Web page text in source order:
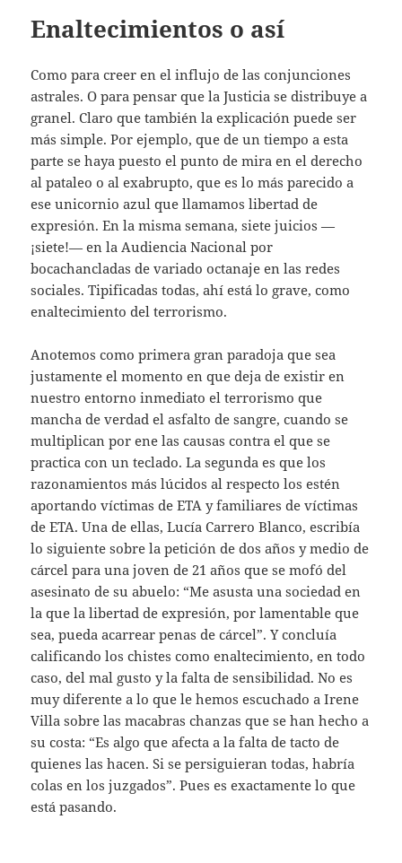
Enaltecimientos o así
Como para creer en el influjo de las conjunciones
astrales. O para pensar que la Justicia se distribuye a
granel. Claro que también la explicación puede ser
más simple. Por ejemplo, que de un tiempo a esta
parte se haya puesto el punto de mira en el derecho
al pataleo o al exabrupto, que es lo más parecido a
ese unicornio azul que llamamos libertad de
expresión. En la misma semana, siete juicios —
¡siete!— en la Audiencia Nacional por
bocachancladas de variado octanaje en las redes
sociales. Tipificadas todas, ahí está lo grave, como
enaltecimiento del terrorismo.
Anotemos como primera gran paradoja que sea
justamente el momento en que deja de existir en
nuestro entorno inmediato el terrorismo que
mancha de verdad el asfalto de sangre, cuando se
multiplican por ene las causas contra el que se
practica con un teclado. La segunda es que los
razonamientos más lúcidos al respecto los estén
aportando víctimas de ETA y familiares de víctimas
de ETA. Una de ellas, Lucía Carrero Blanco, escribía
lo siguiente sobre la petición de dos años y medio de
cárcel para una joven de 21 años que se mofó del
asesinato de su abuelo: “Me asusta una sociedad en
la que la libertad de expresión, por lamentable que
sea, pueda acarrear penas de cárcel”. Y concluía
calificando los chistes como enaltecimiento, en todo
caso, del mal gusto y la falta de sensibilidad. No es
muy diferente a lo que le hemos escuchado a Irene
Villa sobre las macabras chanzas que se han hecho a
su costa: “Es algo que afecta a la falta de tacto de
quienes las hacen. Si se persiguieran todas, habría
colas en los juzgados”. Pues es exactamente lo que
está pasando.